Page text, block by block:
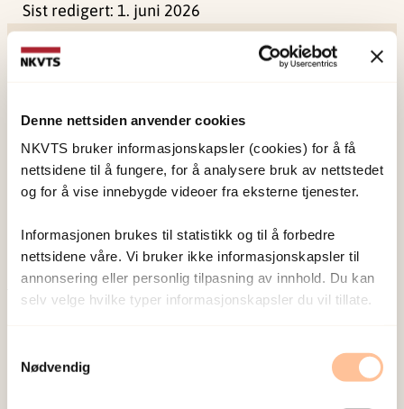
Denne nettsiden anvender cookies
NKVTS bruker informasjonskapsler (cookies) for å få
nettsidene til å fungere, for å analysere bruk av nettstedet
og for å vise innebygde videoer fra eksterne tjenester.
Informasjonen brukes til statistikk og til å forbedre
nettsidene våre. Vi bruker ikke informasjonskapsler til
annonsering eller personlig tilpasning av innhold. Du kan
selv velge hvilke typer informasjonskapsler du vil tillate.
Nødvendig
Sist redigert: 1. juni 2026
NKVTS utvikler og sprer kunnskap og kompetanse
om vold og traumatisk stress. Formålet er å bidra
til å forebygge og redusere de helsemessige og
sosiale konsekvensene som vold og traumatisk
stress kan medføre.
Om oss
Ledige stillinger